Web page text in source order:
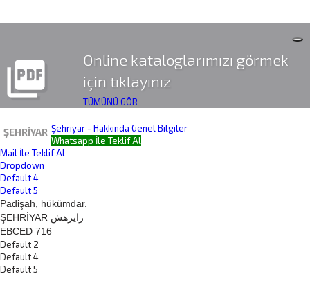
picture_as_pdf
Online kataloglarımızı görmek
için tıklayınız
TÜMÜNÜ GÖR
ŞEHRIYAR Şehriyar - Hakkında Genel Bilgiler
Whatsapp İle Teklif Al
Mail İle Teklif Al
Dropdown
Default 4
Default 5
Padişah, hükümdar.
ŞEHRİYAR رايرهش
EBCED 716
Default 2
Default 4
Default 5